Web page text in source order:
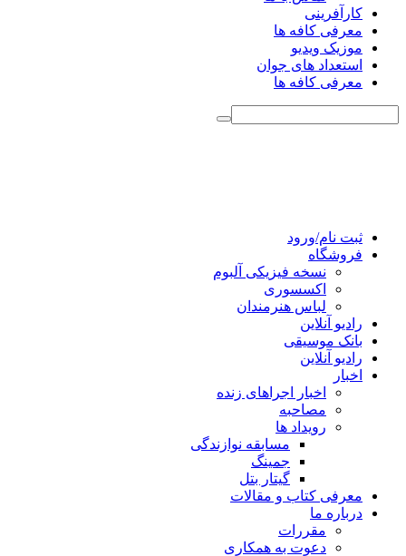
کارآفرینی
معرفی کافه ها
موزیک ویدیو
استعداد های جوان
معرفی کافه ها
ثبت نام/ورود
فروشگاه
نسخه فیزیکی آلبوم
اکسسوری
لباس هنرمندان
رادیو آنلاین
بانک موسیقی
رادیو آنلاین
اخبار
اخبار اجراهای زنده
مصاحبه
رویداد ها
مسابقه نوازندگی
جمینگ
گیتار بتل
معرفی کتاب و مقالات
درباره ما
مقررات
دعوت به همکاری